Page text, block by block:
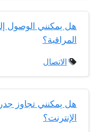
هل يمكنني الوصول
المراقبة؟
الاتصال
هل يمكنني تجاوز
الإنترنت؟